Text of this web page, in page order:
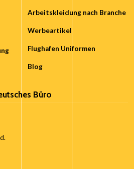
Arbeitskleidung nach Branche
Werbeartikel
Flughafen Uniformen
Blog
Büro